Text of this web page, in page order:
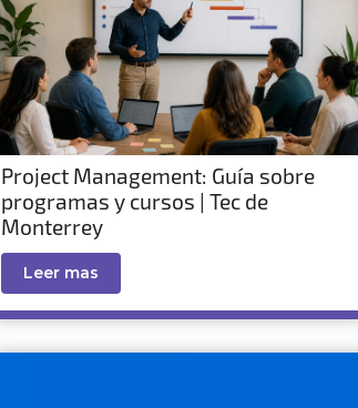
Project Management: Guía sobre
programas y cursos | Tec de
Monterrey
Leer mas